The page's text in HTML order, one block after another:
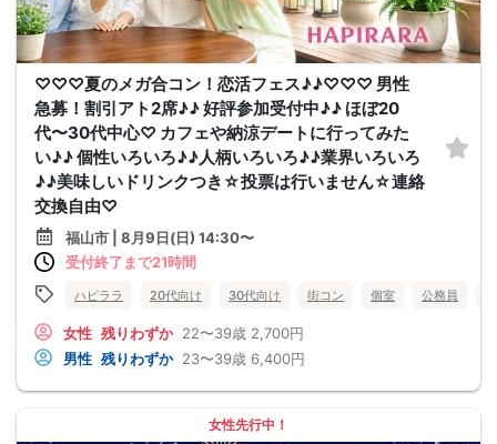
♡♡♡夏のメガ合コン！恋活フェス♪♪♡♡♡ 男性
急募！割引アト2席♪♪ 好評参加受付中♪♪ ほぼ20
代〜30代中心♡ カフェや納涼デートに行ってみた
い♪♪ 個性いろいろ♪♪人柄いろいろ♪♪業界いろいろ
♪♪美味しいドリンクつき☆投票は行いません☆連絡
交換自由♡
福山市 | 8月9日(日) 14:30〜
受付終了まで21時間
ハピララ 20代向け 30代向け 街コン 個室 公務員
女性 残りわずか 22〜39歳 2,700円
男性 残りわずか 23〜39歳 6,400円
女性先行中！